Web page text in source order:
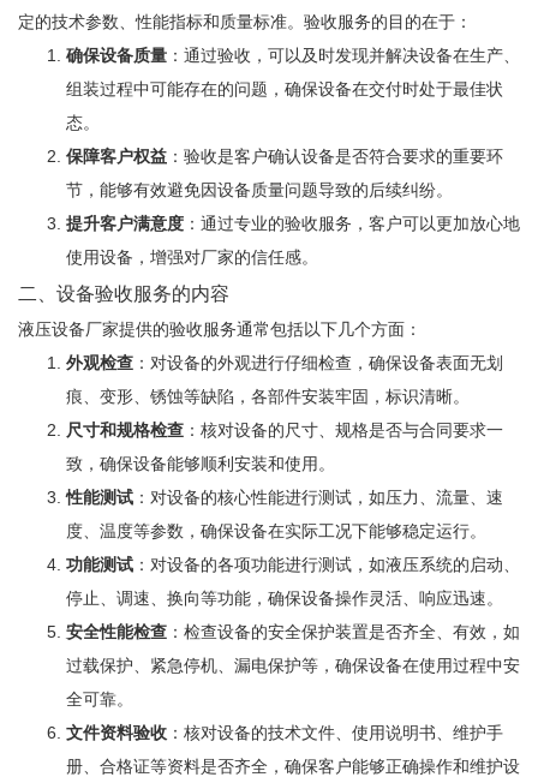
定的技术参数、性能指标和质量标准。验收服务的目的在于：
确保设备质量 ：通过验收，可以及时发现并解决设备在生产、
组装过程中可能存在的问题，确保设备在交付时处于最佳状
态。
保障客户权益 ：验收是客户确认设备是否符合要求的重要环
节，能够有效避免因设备质量问题导致的后续纠纷。
提升客户满意度 ：通过专业的验收服务，客户可以更加放心地
使用设备，增强对厂家的信任感。
二、设备验收服务的内容
液压设备厂家提供的验收服务通常包括以下几个方面：
外观检查 ：对设备的外观进行仔细检查，确保设备表面无划
痕、变形、锈蚀等缺陷，各部件安装牢固，标识清晰。
尺寸和规格检查 ：核对设备的尺寸、规格是否与合同要求一
致，确保设备能够顺利安装和使用。
性能测试 ：对设备的核心性能进行测试，如压力、流量、速
度、温度等参数，确保设备在实际工况下能够稳定运行。
功能测试 ：对设备的各项功能进行测试，如液压系统的启动、
停止、调速、换向等功能，确保设备操作灵活、响应迅速。
安全性能检查 ：检查设备的安全保护装置是否齐全、有效，如
过载保护、紧急停机、漏电保护等，确保设备在使用过程中安
全可靠。
文件资料验收 ：核对设备的技术文件、使用说明书、维护手
册、合格证等资料是否齐全，确保客户能够正确操作和维护设